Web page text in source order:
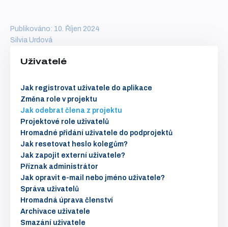
Publikováno: 10. Říjen 2024
Silvia Urdová
Uživatelé
Jak registrovat uživatele do aplikace
Změna role v projektu
Jak odebrat člena z projektu
Projektové role uživatelů
Hromadné přidání uživatele do podprojektů
Jak resetovat heslo kolegům?
Jak zapojit externí uživatele?
Příznak administrátor
Jak opravit e-mail nebo jméno uživatele?
Správa uživatelů
Hromadná úprava členství
Archivace uživatele
Smazání uživatele